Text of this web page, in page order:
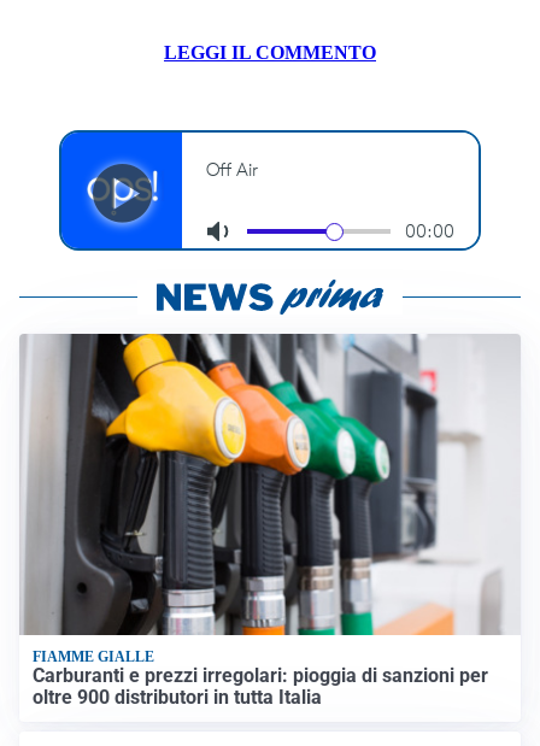
LEGGI IL COMMENTO
FIAMME GIALLE
Carburanti e prezzi irregolari: pioggia di sanzioni per
oltre 900 distributori in tutta Italia